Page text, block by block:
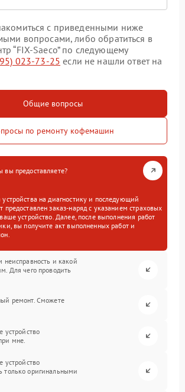
с приведенными ниже
вопросами, либо обратиться в
“FIX-Saeco” по следующему
023-73-25 если не нашли ответ на
Общие вопросы
по ремонту кофемашин
вы предоставляете?
на диагностику и последующий
предоставлен заказ-наряд с указанием страховых
устройство. Далее, после выполнения работ
вы получите акт выполненных работ и
и какой
Для чего проводить
ремонт. Сможете
устройство
мне.
устройство
только оригинальными